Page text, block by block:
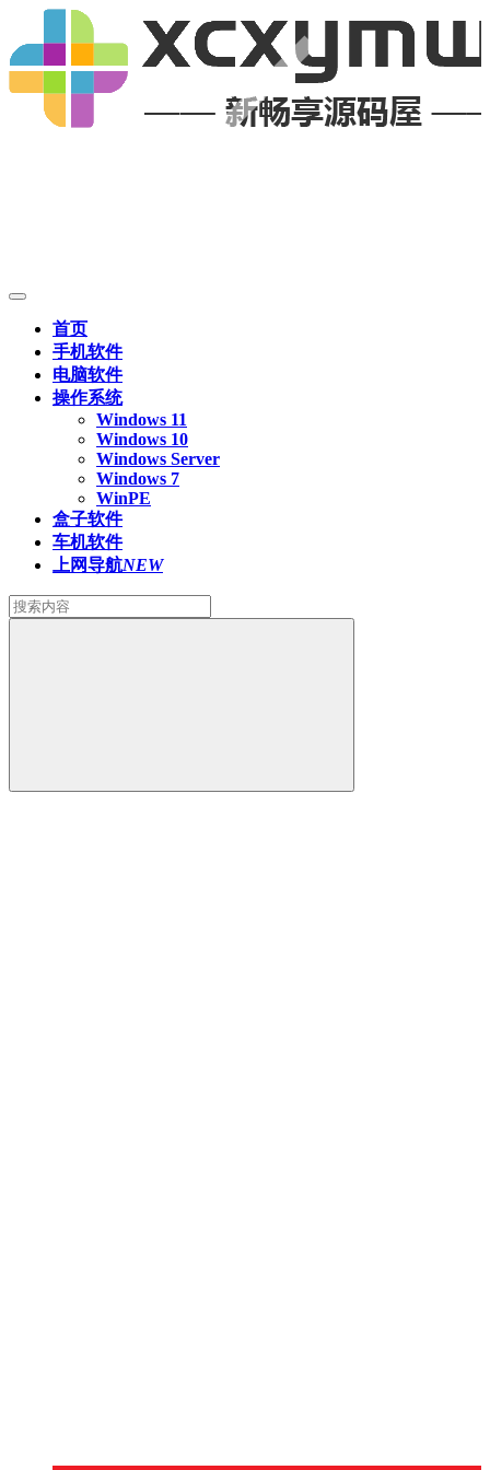
首页
手机软件
电脑软件
操作系统
Windows 11
Windows 10
Windows Server
Windows 7
WinPE
盒子软件
车机软件
上网导航NEW